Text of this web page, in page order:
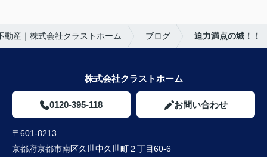
動産｜株式会社クラストホーム ブログ 迫力満点の城！！
株式会社クラストホーム
0120-395-118 お問い合わせ
〒601-8213
京都府京都市南区久世中久世町２丁目60-6